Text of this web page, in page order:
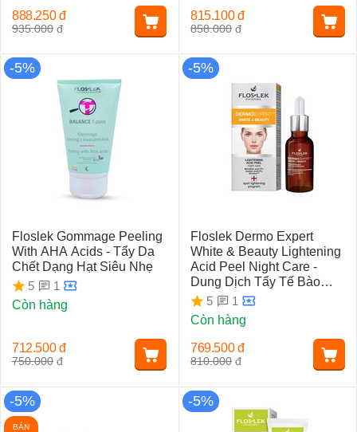
935.000 đ
888.250 đ
858.000 đ
815.100 đ
-5%
Floslek Gommage Peeling
With AHA Acids - Tẩy Da
Chết Dạng Hạt Siêu Nhẹ
5
1
Còn hàng
750.000 đ
712.500 đ
-5%
Floslek Dermo Expert
White & Beauty Lightening
Acid Peel Night Care -
Dung Dịch Tẩy Tế Bào
Chết
5
1
Còn hàng
810.000 đ
769.500 đ
-5%
BÁN
-5%